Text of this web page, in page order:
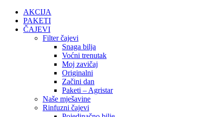
AKCIJA
PAKETI
ČAJEVI
Filter čajevi
Snaga bilja
Voćni trenutak
Moj zavičaj
Originalni
Začini dan
Paketi – Agristar
Naše mješavine
Rinfuzni čajevi